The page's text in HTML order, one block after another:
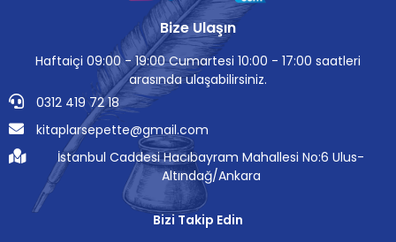
Bize Ulaşın
Haftaiçi 09:00 - 19:00 Cumartesi 10:00 - 17:00 saatleri
arasında ulaşabilirsiniz.
0312 419 72 18
kitaplarsepette@gmail.com
İstanbul Caddesi Hacıbayram Mahallesi No:6 Ulus-
Altındağ/Ankara
Bizi Takip Edin